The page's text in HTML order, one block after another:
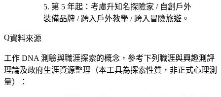
第 5 年起 ：考慮升知名探險家 / 自創戶外
裝備品牌 / 跨入戶外教學 / 跨入冒險旅遊 。
資料來源
工作 DNA 測驗與職涯探索的概念，參考下列職涯與興趣測評
理論及政府生涯資源整理（本工具為探索性質，非正式心理測
量）：